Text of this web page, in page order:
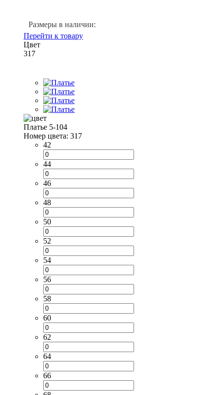
Размеры в наличии:
Перейти к товару
Цвет
317
Платье 5-104
Номер цвета: 317
42
44
46
48
50
52
54
56
58
60
62
64
66